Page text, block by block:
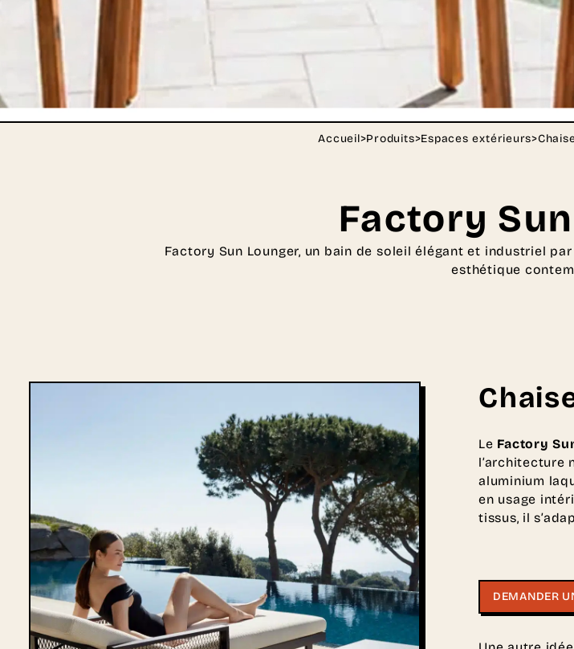
Accueil>Produits>Espaces extérieurs>
Factory
Factory Sun Lounger, un bain de soleil élégant et industriel
esthétique
Le Factory
l’architecture
aluminium
en usage
tissus, il
DEMANDER